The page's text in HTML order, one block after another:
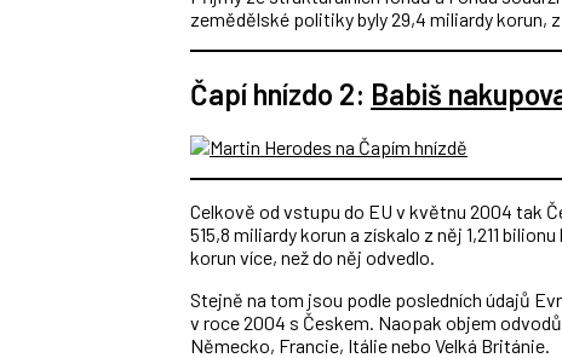
zemědělské politiky byly 29,4 miliardy korun,
Čapí hnízdo 2: Babiš
Celkově od vstupu do EU v květnu 2004 tak
515,8 miliardy korun a získalo z něj 1,211
korun více, než do něj odvedlo.
Stejně na tom jsou podle posledních údajů
v roce 2004 s Českem. Naopak objem
Německo, Francie, Itálie nebo Velká Británie.